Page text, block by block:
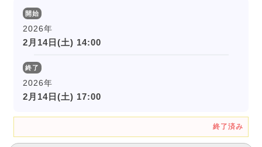
開始
2026年
2月14日(土) 14:00
終了
2026年
2月14日(土) 17:00
終了済み